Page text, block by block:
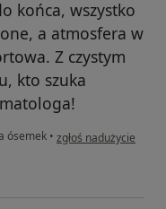
końca, wszystko
a atmosfera w
Z czystym
kto szuka
ósemek • w opinii użytkownika
zgłoś nadużycie